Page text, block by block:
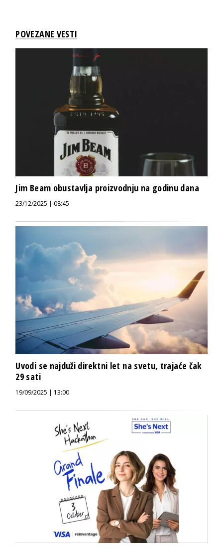
POVEZANE VESTI
Jim Beam obustavlja proizvodnju na godinu dana
23/12/2025 | 08:45
Uvodi se najduži direktni let na svetu, trajaće čak
29 sati
19/09/2025 | 13:00